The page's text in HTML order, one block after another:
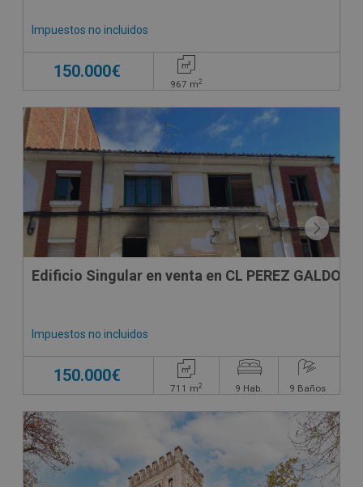
Impuestos no incluidos
150.000€
967 m2
CONDICIONES ESPECIALES
Edificio Singular en venta en CL PEREZ GALDOS
Impuestos no incluidos
150.000€
711 m2 9 Hab. 9 Baños
CONDICIONES ESPECIALES